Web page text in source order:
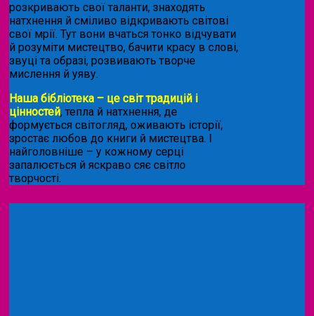
розкривають свої таланти, знаходять
натхнення й сміливо відкривають світові
свої мрії. Тут вони вчаться тонко відчувати
й розуміти мистецтво, бачити красу в слові,
звуці та образі, розвивають творче
мислення й уяву.
Наша бібліотека – це світ традицій і
цінностей, тепла й натхнення, де
формується світогляд, оживають історії,
зростає любов до книги й мистецтва. І
найголовніше – у кожному серці
запалюється й яскраво сяє світло
творчості.